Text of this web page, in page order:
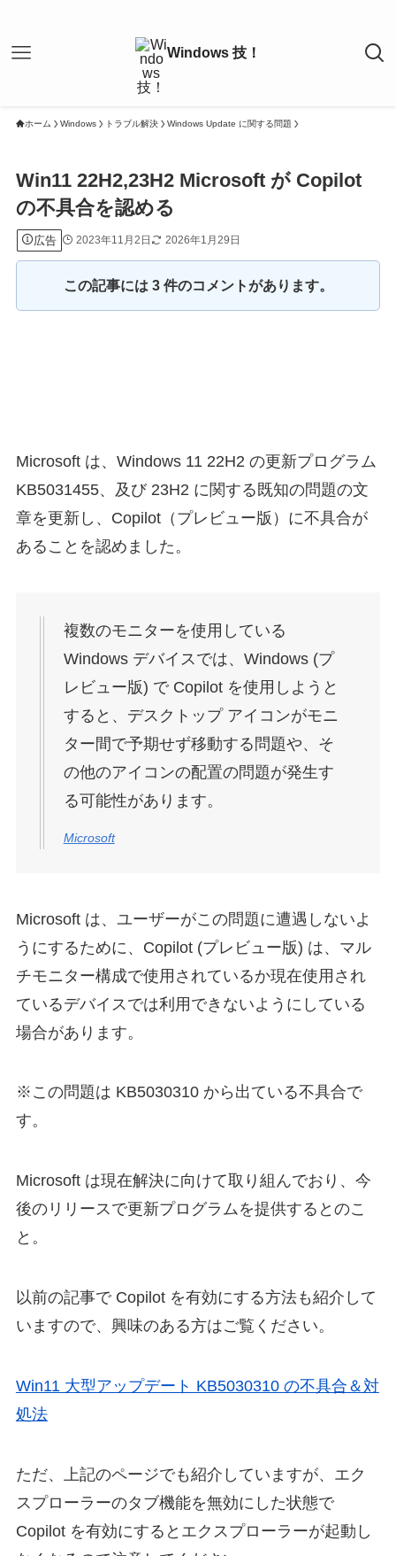
ホーム Windows トラブル解決 Windows Update に関する問題
Win11 22H2,23H2 Microsoft が Copilot
の不具合を認める
広告 2023年11月2日 2026年1月29日
この記事には 3 件のコメントがあります。
Microsoft は、Windows 11 22H2 の更新プログラム
KB5031455、及び 23H2 に関する既知の問題の文
章を更新し、Copilot（プレビュー版）に不具合が
あることを認めました。
複数のモニターを使用している
Windows デバイスでは、Windows (プ
レビュー版) で Copilot を使用しようと
すると、デスクトップ アイコンがモニ
ター間で予期せず移動する問題や、そ
の他のアイコンの配置の問題が発生す
る可能性があります。
Microsoft
Microsoft は、ユーザーがこの問題に遭遇しないよ
うにするために、Copilot (プレビュー版) は、マル
チモニター構成で使用されているか現在使用され
ているデバイスでは利用できないようにしている
場合があります。
※この問題は KB5030310 から出ている不具合で
す。
Microsoft は現在解決に向けて取り組んでおり、今
後のリリースで更新プログラムを提供するとのこ
と。
以前の記事で Copilot を有効にする方法も紹介して
いますので、興味のある方はご覧ください。
Win11 大型アップデート KB5030310 の不具合＆対
処法
ただ、上記のページでも紹介していますが、エク
スプローラーのタブ機能を無効にした状態で
Copilot を有効にするとエクスプローラーが起動し